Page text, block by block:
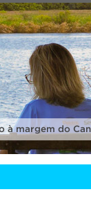
à margem do